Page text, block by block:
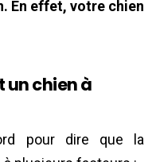
En effet, votre chien
un chien à
pour dire que la